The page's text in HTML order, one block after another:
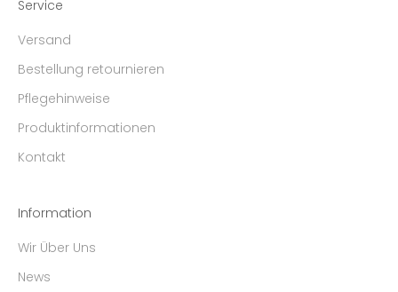
Service
Versand
Bestellung retournieren
Pflegehinweise
Produktinformationen
Kontakt
Information
Wir Über Uns
News